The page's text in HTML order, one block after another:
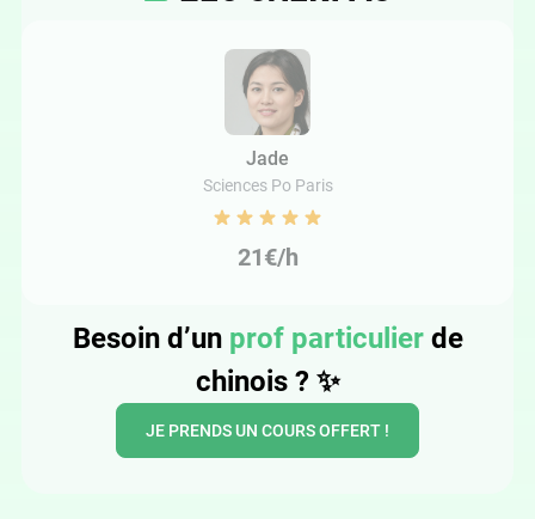
Jade
Sciences Po Paris
21€/h
Besoin d’un prof particulierde
chinois ? ✨
JE PRENDS UN COURS OFFERT !